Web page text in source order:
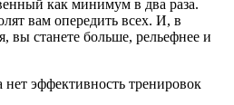
как минимум в два раза.
вам опередить всех. И, в
вы станете больше, рельефнее и
эффективность тренировок